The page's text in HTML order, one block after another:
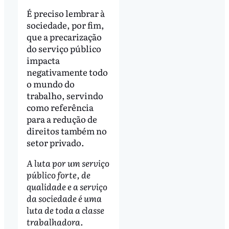
É preciso lembrar à
sociedade, por fim,
que a precarização
do serviço público
impacta
negativamente todo
o mundo do
trabalho, servindo
como referência
para a redução de
direitos também no
setor privado.
A luta por um serviço
público forte, de
qualidade e a serviço
da sociedade é uma
luta de toda a classe
trabalhadora.